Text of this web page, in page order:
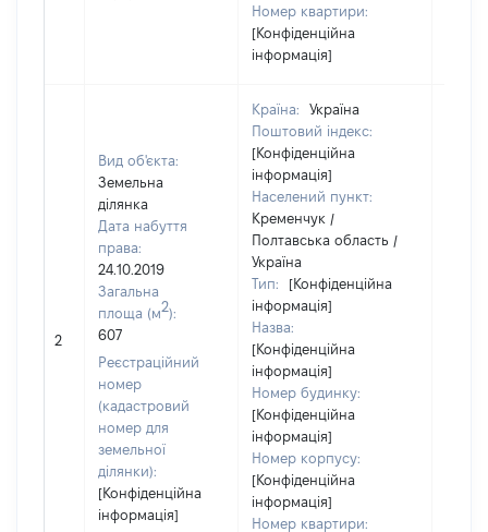
Номер квартири:
[Конфіденційна
інформація]
2
Вид об'єкта:
Земельна
ділянка
Дата набуття
права:
24.10.2019
Загальна
площа (м2):
607
Реєстраційний
номер
(кадастровий
номер для
земельної
ділянки):
[Конфіденційна
інформація]
Країна:
Україна
Поштовий індекс:
[Конфіденційна
інформація]
Населений пункт:
Кременчук /
Полтавська область /
Україна
Тип:
[Конфіденційна
інформація]
Назва:
[Конфіденційна
інформація]
Номер будинку:
[Конфіденційна
інформація]
Номер корпусу:
[Конфіденційна
інформація]
Номер квартири: